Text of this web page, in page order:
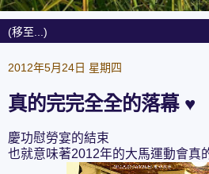
2012年5月24日 星期四
真的完完全全的落幕 ♥
慶功慰勞宴的結束
也就意味著2012年的大馬運動會真